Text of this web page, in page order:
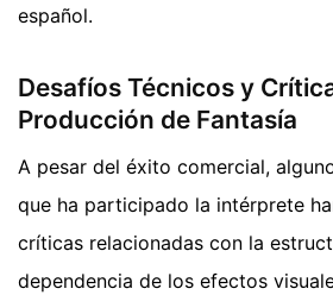
español.
Desafíos Técnicos y
Producción de Fantasía
A pesar del éxito comercial,
que ha participado la intérprete
críticas relacionadas con la
dependencia de los efectos